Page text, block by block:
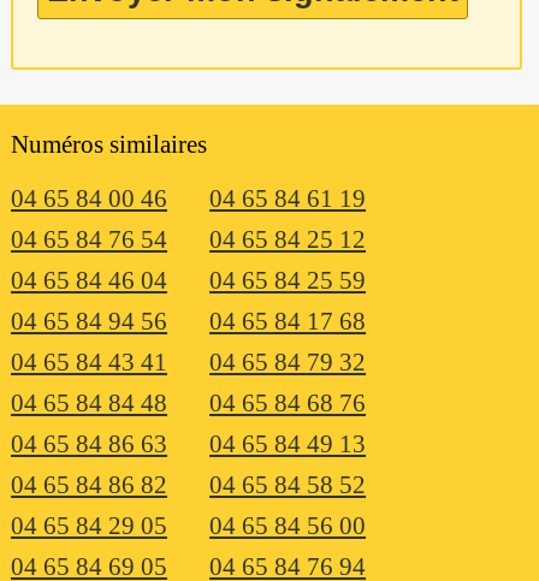
Numéros similaires
04 65 84 00 46
04 65 84 61 19
04 65 84 76 54
04 65 84 25 12
04 65 84 46 04
04 65 84 25 59
04 65 84 94 56
04 65 84 17 68
04 65 84 43 41
04 65 84 79 32
04 65 84 84 48
04 65 84 68 76
04 65 84 86 63
04 65 84 49 13
04 65 84 86 82
04 65 84 58 52
04 65 84 29 05
04 65 84 56 00
04 65 84 69 05
04 65 84 76 94